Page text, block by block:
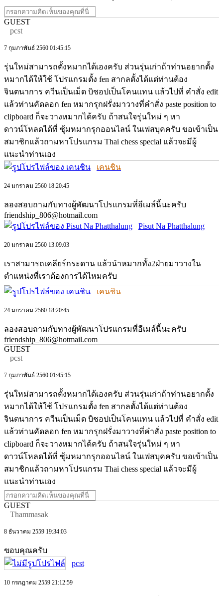
GUEST
pcst
7 กุมภาพันธ์ 2560 01:45:15
รุ่นใหม่สามารถตั้งหมากได้เองครับ ส่วนรุ่นเก่าถ้าท่านอยากตั้ง
หมากได้ให้ใช้ โปรแกรมตั้ง fen สากลตั้งได้แต่ท่านต้อง
จินตนาการ ควีนเป็นเม็ด บิชอปเป็นโคนแทน แล้วไปที่ คำสั่ง edit
แล้วท่านคัดลอก fen หมากรุกฝรั่งมาวางที่คำสั่ง paste position to
clipboard ก็จะวางหมากได้ครับ ถ้าสนใจรุ่นใหม่ ๆ หา
ดาวน์โหลดได้ที่ ซุ้มหมากรุกออนไลน์ ในเฟสบุคครับ ขอเข้าเป็น
สมาชิกแล้วถามหาโปรแกรม Thai chess special แล้วจะมีผู้
แนะนำท่านเอง
เคนชิน
24 มกราคม 2560 18:20:45
ลองสอบถามกับทางผู้พัฒนาโปรแกรมที่อีเมล์นี้นะครับ
friendship_806@hotmail.com
Pisut Na Phatthalung
20 มกราคม 2560 13:09:03
เราสามารถเคลียร์กระดาน แล้วนำหมากทั้ง2ฝ่ายมาวางใน
ตำแหน่งที่เราต้องการได้ไหมครับ
เคนชิน
24 มกราคม 2560 18:20:45
ลองสอบถามกับทางผู้พัฒนาโปรแกรมที่อีเมล์นี้นะครับ
friendship_806@hotmail.com
GUEST
pcst
7 กุมภาพันธ์ 2560 01:45:15
รุ่นใหม่สามารถตั้งหมากได้เองครับ ส่วนรุ่นเก่าถ้าท่านอยากตั้ง
หมากได้ให้ใช้ โปรแกรมตั้ง fen สากลตั้งได้แต่ท่านต้อง
จินตนาการ ควีนเป็นเม็ด บิชอปเป็นโคนแทน แล้วไปที่ คำสั่ง edit
แล้วท่านคัดลอก fen หมากรุกฝรั่งมาวางที่คำสั่ง paste position to
clipboard ก็จะวางหมากได้ครับ ถ้าสนใจรุ่นใหม่ ๆ หา
ดาวน์โหลดได้ที่ ซุ้มหมากรุกออนไลน์ ในเฟสบุคครับ ขอเข้าเป็น
สมาชิกแล้วถามหาโปรแกรม Thai chess special แล้วจะมีผู้
แนะนำท่านเอง
GUEST
Thammasak
8 ธันวาคม 2559 19:34:03
ฃอบคุณครับ
pcst
10 กรกฎาคม 2559 21:12:59